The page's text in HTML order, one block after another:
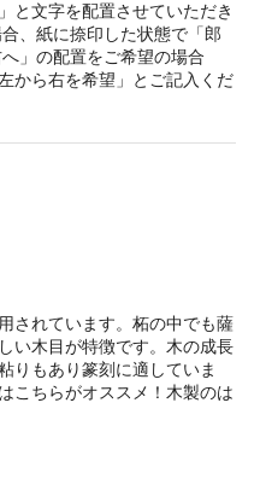
と文字を配置させていただき
、紙に捺印した状態で「郎
」の配置をご希望の場合
から右を希望」とご記入くだ
されています。柘の中でも薩
い木目が特徴です。木の成長
りもあり篆刻に適していま
こちらがオススメ！木製のは